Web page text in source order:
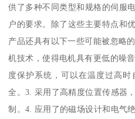
供了多种不同类型和规格的伺服
户的要求。除了这些主要特点和
产品还具有以下一些可能被忽略
机技术，使得电机具有更低的噪
度保护系统，可以在温度过高
全。3. 采用了高精度位置传感器
制。4. 应用了的磁场设计和电气